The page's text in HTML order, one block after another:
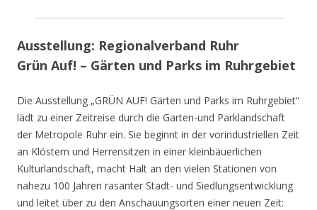
Ausstellung: Regionalverband Ruhr
Grün Auf! – Gärten und Parks im Ruhrgebiet
Die Ausstellung „GRÜN AUF! Gärten und Parks im Ruhrgebiet“
lädt zu einer Zeitreise durch die Garten-und Parklandschaft
der Metropole Ruhr ein. Sie beginnt in der vorindustriellen Zeit
an Klöstern und Herrensitzen in einer kleinbäuerlichen
Kulturlandschaft, macht Halt an den vielen Stationen von
nahezu 100 Jahren rasanter Stadt- und Siedlungsentwicklung
und leitet über zu den Anschauungsorten einer neuen Zeit: